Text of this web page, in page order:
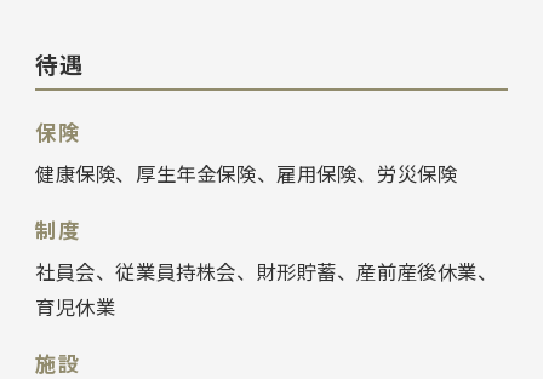
待遇
保険
健康保険、厚生年金保険、雇用保険、労災保険
制度
社員会、従業員持株会、財形貯蓄、産前産後休業、
育児休業
施設